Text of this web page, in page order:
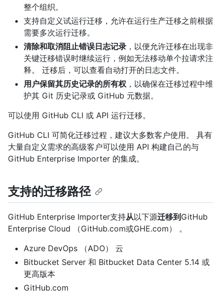
整个组织。
支持自定义试运行迁移，允许在运行生产迁移之前根据
需要多次运行迁移。
清除和取消阻止错误日志记录 ，以便允许迁移在出现非
关键迁移错误时继续运行，例如无法移动单个拉请求注
释。 迁移后，可以查看自动打开的日志文件。
用户保留其历史记录的所有权 ，以确保在迁移过程中维
护其 Git 历史记录或 GitHub 元数据。
可以使用 GitHub CLI 或 API 运行迁移。
GitHub CLI 可简化迁移过程，建议大多数客户使用。 具有
大量自定义需求的高级客户可以使用 API 构建自己的与
GitHub Enterprise Importer 的集成。
支持的迁移路径
GitHub Enterprise Importer支持从以下源迁移到 GitHub
Enterprise Cloud （GitHub.com或GHE.com） 。
Azure DevOps （ADO） 云
Bitbucket Server 和 Bitbucket Data Center 5.14 或
更高版本
GitHub.com